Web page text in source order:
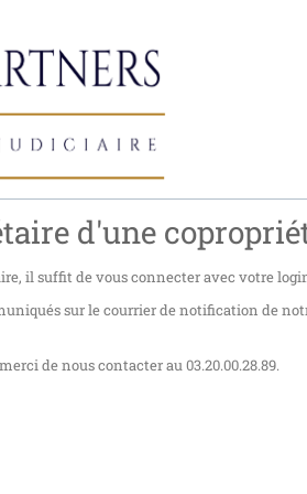
d'une
il suffit de vous connecter avec votre
sur le courrier de notification de
de nous contacter au 03.20.00.28.89.